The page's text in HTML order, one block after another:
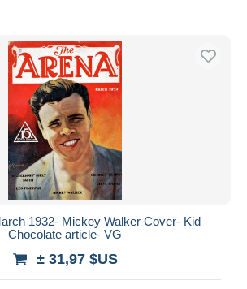
1932- Mickey Walker Cover- Kid
Chocolate article- VG
± 31,97 $US